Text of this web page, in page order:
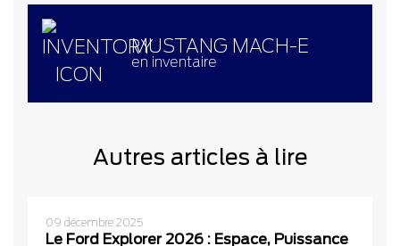
MUSTANG MACH-E
en inventaire
Autres articles à lire
09 décembre 2025
Le Ford Explorer 2026 : Espace, Puissance